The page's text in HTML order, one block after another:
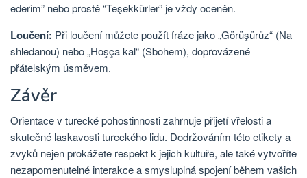
ederim” nebo prostě “Teşekkürler” je vždy oceněn.
Loučení: Při loučení můžete použít fráze jako „Görüşürüz“ (Na
shledanou) nebo „Hoşça kal“ (Sbohem), doprovázené
přátelským úsměvem.
Závěr
Orientace v turecké pohostinnosti zahrnuje přijetí vřelosti a
skutečné laskavosti tureckého lidu. Dodržováním této etikety a
zvyků nejen prokážete respekt k jejich kultuře, ale také vytvoříte
nezapomenutelné interakce a smysluplná spojení během vašich